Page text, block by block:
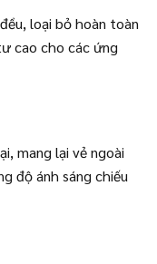
loại bỏ hoàn toàn
cao cho các ứng
mang lại vẻ ngoài
độ ánh sáng chiếu